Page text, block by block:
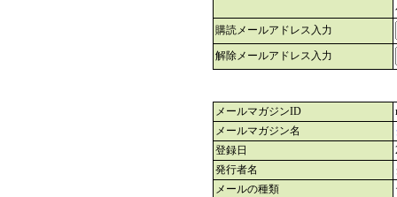
購読メールアドレス入力
解除メールアドレス入力
メールマガジンID
メールマガジン名
登録日
発行者名
メールの種類